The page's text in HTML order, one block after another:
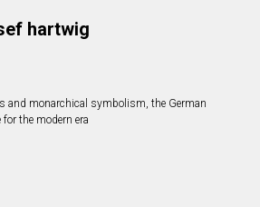
hartwig
and monarchical symbolism, the German
the modern era